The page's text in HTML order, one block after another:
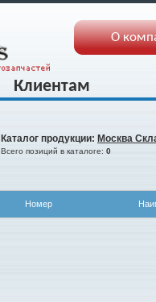
О
Клиентам
Каталог продукции: Москва
Всего позиций в каталоге: 0
Номер